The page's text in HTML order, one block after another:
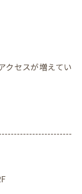
クセスが増えてい